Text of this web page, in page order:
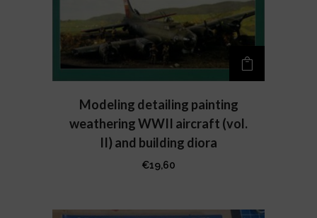
Modeling detailing painting
weathering WWII aircraft (vol.
II) and building diora
€19,60